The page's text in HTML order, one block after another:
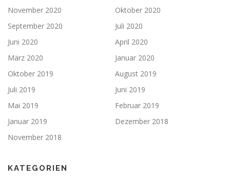
November 2020
Oktober 2020
September 2020
Juli 2020
Juni 2020
April 2020
März 2020
Januar 2020
Oktober 2019
August 2019
Juli 2019
Juni 2019
Mai 2019
Februar 2019
Januar 2019
Dezember 2018
November 2018
KATEGORIEN